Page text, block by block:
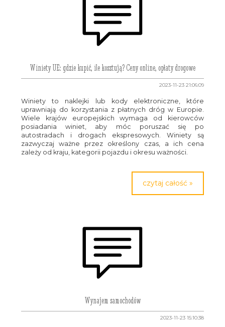
Winiety UE: gdzie kupić, ile kosztują? Ceny online, opłaty drogowe
2023-11-23 21:06:09
Winiety to naklejki lub kody elektroniczne, które
uprawniają do korzystania z płatnych dróg w Europie.
Wiele krajów europejskich wymaga od kierowców
posiadania winiet, aby móc poruszać się po
autostradach i drogach ekspresowych. Winiety są
zazwyczaj ważne przez określony czas, a ich cena
zależy od kraju, kategorii pojazdu i okresu ważności.
czytaj całość »
Wynajem samochodów
2023-11-23 15:10:38